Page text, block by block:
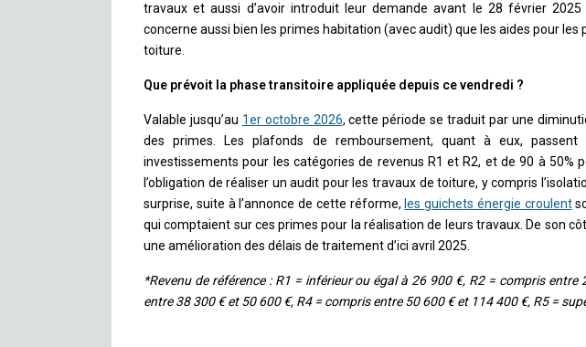
travaux et aussi d’avoir introduit leur demande avant le 28 février
concerne aussi bien les primes habitation (avec audit) que les aides pour
toiture.
Que prévoit la phase transitoire appliquée depuis ce vendredi ?
Valable jusqu’au 1er octobre 2026, cette période se traduit par une
des primes. Les plafonds de remboursement, quant à eux,
investissements pour les catégories de revenus R1 et R2, et de 90 à 50%
l’obligation de réaliser un audit pour les travaux de toiture, y compris
surprise, suite à l’annonce de cette réforme, les guichets énergie croulent
qui comptaient sur ces primes pour la réalisation de leurs travaux. De son
une amélioration des délais de traitement d’ici avril 2025.
*Revenu de référence : R1 = inférieur ou égal à 26 900 €, R2 = compris
entre 38 300 € et 50 600 €, R4 = compris entre 50 600 € et 114 400 €, R5 =